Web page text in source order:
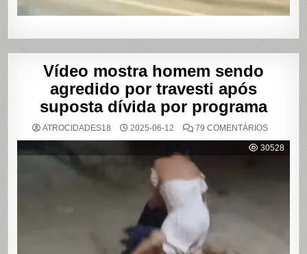
Vídeo mostra homem sendo
agredido por travesti após
suposta dívida por programa
ATROCIDADES18 2025-06-12 79 COMENTÁRIOSEM
MOSTRA
HOMEM
30528